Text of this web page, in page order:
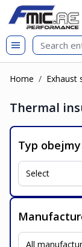
Skip to Content
git s
Home / Exhaust
Thermal
Typ obejmy